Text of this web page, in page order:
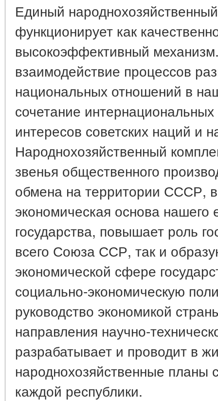
Единый
функционирует как
высокоэффективный
взаимодействие процессов
национальных отношений в
сочетание
интересов советских наций и
Народнохозяйственный
звенья общественного
обмена на территории СССР,
экономическая основа нашего
государства, повышает роль
всего Союза ССР, так и
экономической сфере
социально-экономическую
руководство экономикой
направления научно-
разрабатывает и проводит в
народнохозяйственные планы
каждой республики.